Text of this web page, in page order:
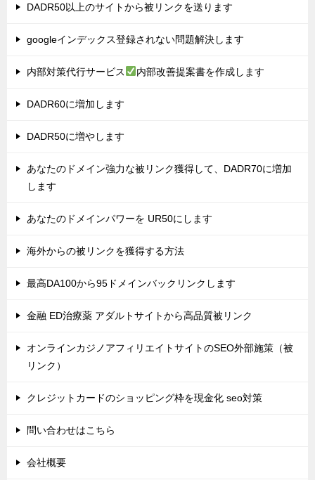
DADR50以上のサイトから被リンクを送ります
googleインデックス登録されない問題解決します
内部対策代行サービス 内部改善提案書を作成します
DADR60に増加します
DADR50に増やします
あなたのドメイン強力な被リンク獲得して、DADR70に増加
します
あなたのドメインパワーを UR50にします
海外からの被リンクを獲得する方法
最高DA100から95ドメインバックリンクします
金融 ED治療薬 アダルトサイトから高品質被リンク
オンラインカジノアフィリエイトサイトのSEO外部施策（被
リンク）
クレジットカードのショッピング枠を現金化 seo対策
問い合わせはこちら
会社概要